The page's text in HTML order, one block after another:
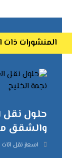
المنشورات ذات
حلول نقل
والشقق
اسعار نقل